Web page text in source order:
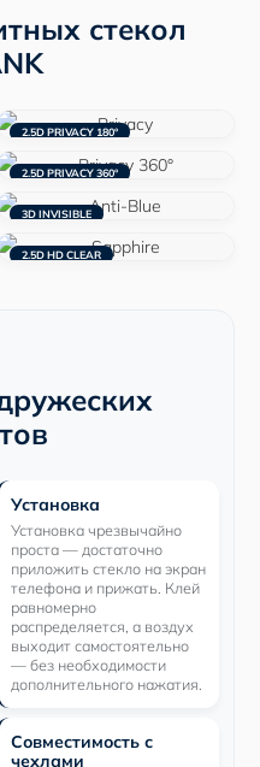
стекол
2.5D PRIVACY 180°
2.5D PRIVACY 360°
3D INVISIBLE
2.5D HD CLEAR
Установка
Установка чрезвычайно
проста — достаточно
приложить стекло на экран
телефона и прижать. Клей
равномерно
распределяется, а воздух
выходит самостоятельно
— без необходимости
дополнительного нажатия.
Совместимость с
чехлами